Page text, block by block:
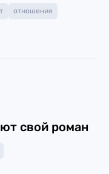
отношения
свой роман